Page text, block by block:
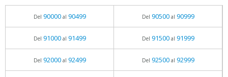
Del 90000al 90499 Del 90500al 90999
Del 91000al 91499 Del 91500al 91999
Del 92000al 92499 Del 92500al 92999